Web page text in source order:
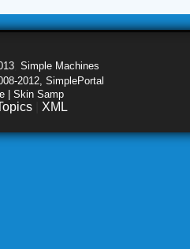
Simple Machines
2012, SimplePortal
| Skin Samp
XML